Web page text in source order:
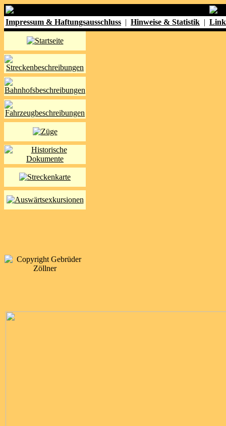
Impressum & Haftungsausschluss | Hinweise & Statistik |